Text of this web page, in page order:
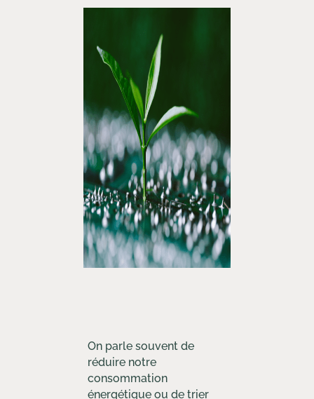
On parle souvent de
réduire notre
consommation
énergétique ou de trier